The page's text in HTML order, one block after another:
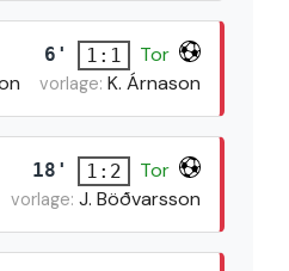
6' 1:1
Tor
vorlage: K. Árnason
18' 1:2
Tor
vorlage: J. Böðvarsson